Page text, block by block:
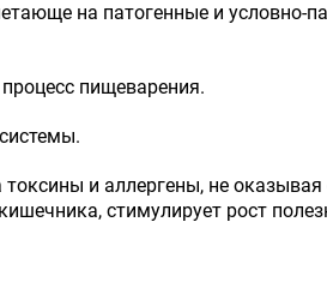
на патогенные и условно-
пищеварения.
и аллергены, не оказывая
стимулирует рост